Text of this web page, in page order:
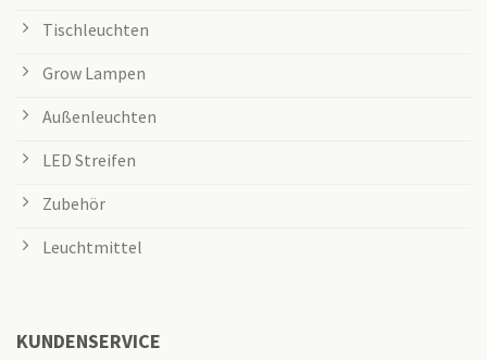
Tischleuchten
Grow Lampen
Außenleuchten
LED Streifen
Zubehör
Leuchtmittel
KUNDENSERVICE